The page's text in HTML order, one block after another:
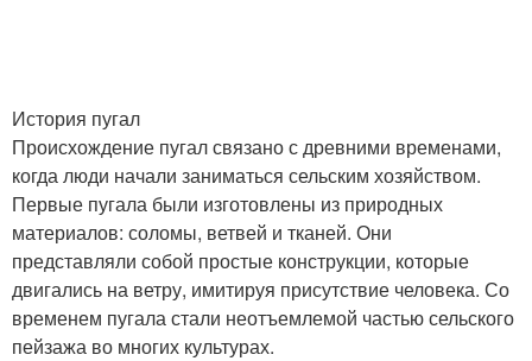
История пугал
Происхождение пугал связано с древними временами,
когда люди начали заниматься сельским хозяйством.
Первые пугала были изготовлены из природных
материалов: соломы, ветвей и тканей. Они
представляли собой простые конструкции, которые
двигались на ветру, имитируя присутствие человека. Со
временем пугала стали неотъемлемой частью сельского
пейзажа во многих культурах.